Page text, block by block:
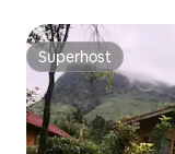
Superhost
Superhost